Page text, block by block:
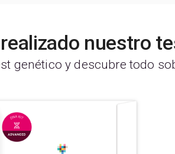
nuestro
genético y descubre todo